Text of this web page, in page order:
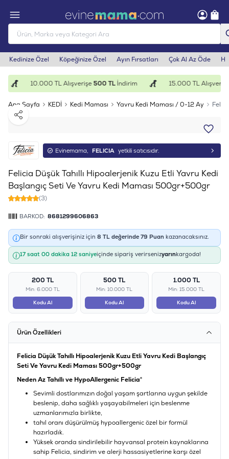
Kedinize Özel Köpeğinize Özel Ayın Fırsatları Çok Al Az Öde
10.000 TL Alışverişe500 TLİndirim 15.000 TL Alışverişe
Ana Sayfa KEDİ Kedi Maması Yavru Kedi Maması / 0-12 Ay
Paylaş
Evinemama, FELICIA yetkili satıcısıdır.
Felicia Düşük Tahıllı Hipoalerjenik Kuzu Etli Yavru Kedi
Başlangıç Seti Ve Yavru Kedi Maması 500gr+500gr
(3)
BARKOD: 8681299606863
Bir sonraki alışverişiniz için 8 TL değerinde 79 Puan kazanacaksınız.
17 saat 00 dakika 12 saniyeiçinde sipariş verirsenizyarınkargoda!
200 TL
Min: 6.000 TL
Kodu Al
500 TL
Min: 10.000 TL
Kodu Al
1.000 TL
Min: 15.000 TL
Kodu Al
Ürün Özellikleri
Felicia Düşük Tahıllı Hipoalerjenik Kuzu Etli Yavru Kedi Başlangıç
Seti Ve Yavru Kedi Maması 500gr+500gr
Neden Az Tahıllı ve HypoAllergenic Felicia®
Sevimli dostlarımızın doğal yaşam şartlarına uygun şekilde
beslenip, daha sağlıklı yaşayabilmeleri için beslenme
uzmanlarımızla birlikte,
tahıl oranı düşürülmüş hypoallergenic özel bir formül
hazırladık.
Yüksek oranda sindirilebilir hayvansal protein kaynaklarına
sahip Felicia, sindirim ve alerji hassasiyetlerine karşı özel